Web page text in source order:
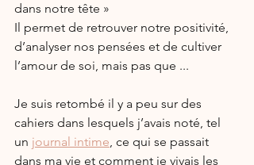
dans notre tête »
Il permet de retrouver notre positivité,
d’analyser nos pensées et de cultiver
l’amour de soi, mais pas que ...
Je suis retombé il y a peu sur des
cahiers dans lesquels j’avais noté, tel
un journal intime, ce qui se passait
dans ma vie et comment je vivais les